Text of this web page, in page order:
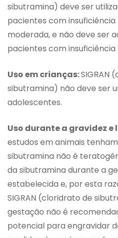
sibutramina) deve ser
pacientes com
moderada, e não deve ser
pacientes com
Uso em crianças:SIGRAN
sibutramina) não deve ser
adolescentes.
Uso durante a gravidez
estudos em animais
sibutramina não é
da sibutramina durante a
estabelecida e, por esta
SIGRAN (cloridrato de
gestação não é
potencial para engravidar